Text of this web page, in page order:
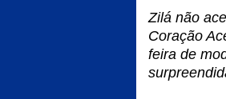
Zilá não
Coração
feira de